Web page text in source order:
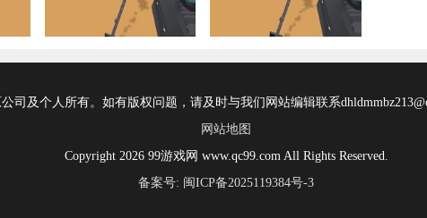
司及个人所有。如有版权问题，请及时与我们网站编辑联系
网站地图
Copyright 2026 99游戏网 www.qc99.com All Rights Reserved.
备案号: 闽ICP备2025119384号-3